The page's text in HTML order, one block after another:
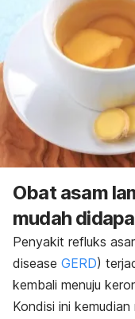
Obat asam
mudah
Penyakit refluks
disease GERD)
kembali menuju
Kondisi ini